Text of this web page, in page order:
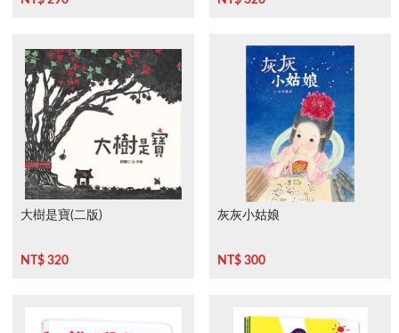
大樹是寶(二版)
NT$ 320
灰灰小姑娘
NT$ 300